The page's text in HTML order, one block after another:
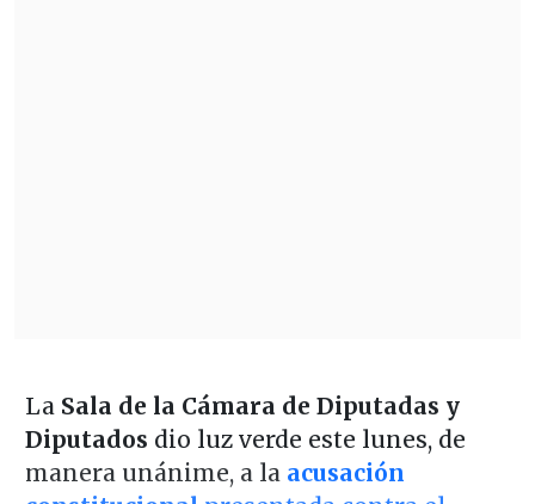
La Sala de la Cámara de Diputadas y
Diputados dio luz verde este lunes, de
manera unánime, a la acusación